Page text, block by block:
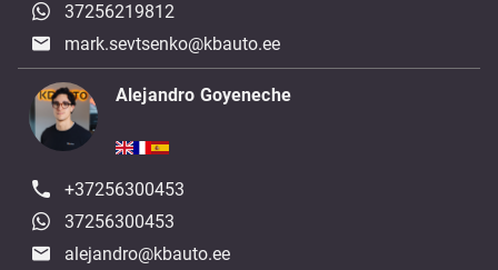
37256219812
mark.sevtsenko@kbauto.ee
Alejandro Goyeneche
+37256300453
37256300453
alejandro@kbauto.ee